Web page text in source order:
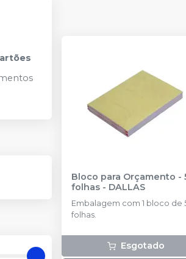
Bloco para Orçamento -
folhas - DALLAS
Embalagem com 1 bloco de
folhas.
Esgotado